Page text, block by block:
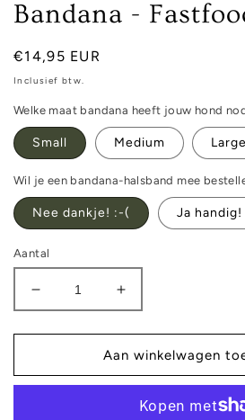
Bandana -
Normale
prijs
€14,95 EUR
Inclusief btw.
Welke maat bandana heeft jouw hond
Small Medium Large
Wil je een bandana-halsband mee
Nee dankje! :-( Ja
Aantal
Aantal
verlagen
voor
-
Aantal
verhogen
voor
Bandana
-
Aan winkelwagen